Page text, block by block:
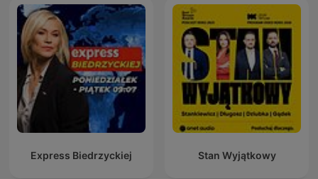
Express Biedrzyckiej Stan Wyjątkowy